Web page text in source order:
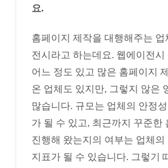
요.
홈페이지 제작을 대행해주는 업
전시라고 하는데요. 웹에이전
어느 정도 있고 많은 홈페이지
온 업체도 있지만, 그렇지 않은
많습니다. 규모는 업체의 안정
가 될 수 있고, 최근까지 꾸준한
진행해 왔는지의 여부는 업체의
지표가 될 수 있습니다. 그렇기